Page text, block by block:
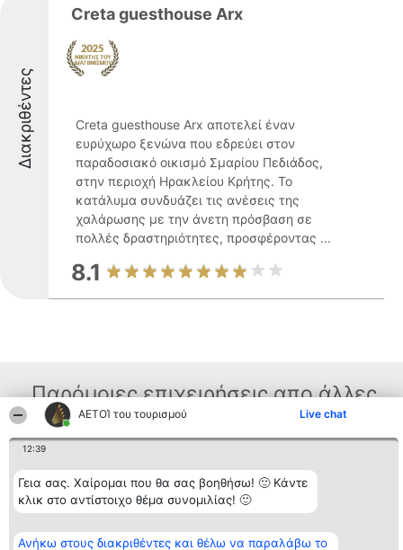
ΑΕΤΟΊ του τουρισμού Live chat
12:39
Γεια σας. Χαίρομαι που θα σας βοηθήσω! 🙂 Κάντε
κλικ στο αντίστοιχο θέμα συνομιλίας! 🙂
Ανήκω στους διακριθέντες και θέλω να παραλάβω το
Διακριθέντες
Creta guesthouse Arx
Creta guesthouse Arx αποτελεί έναν
ευρύχωρο ξενώνα που εδρεύει στον
παραδοσιακό οικισμό Σμαρίου Πεδιάδος,
στην περιοχή Ηρακλείου Κρήτης. Το
κατάλυμα συνδυάζει τις ανέσεις της
χαλάρωσης με την άνετη πρόσβαση σε
πολλές δραστηριότητες, προσφέροντας ...
8.1
Παρόμοιες επιχειρήσεις απο άλλες
περιοχές
Διοργανωτής της
κατάταξης
BEAUTIFUL COMPANY
ΤΗΛ. ΕΠΙΚΟΙΝΩΝΙΑΣ:
Κατάταξη
Διακριθέντες
Λίστα όλων
διακριθέντων
Επικοινωνία